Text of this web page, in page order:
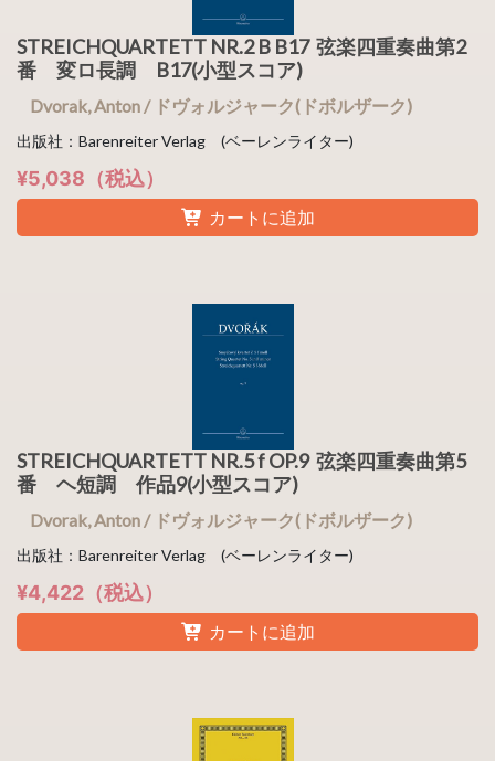
STREICHQUARTETT NR.2 B B17 弦楽四重奏曲第2
番 変ロ長調 B17(小型スコア)
Dvorak, Anton / ドヴォルジャーク(ドボルザーク)
出版社：Barenreiter Verlag (ベーレンライター)
¥5,038（税込）
カートに追加
STREICHQUARTETT NR.5 f OP.9 弦楽四重奏曲第5
番 ヘ短調 作品9(小型スコア)
Dvorak, Anton / ドヴォルジャーク(ドボルザーク)
出版社：Barenreiter Verlag (ベーレンライター)
¥4,422（税込）
カートに追加